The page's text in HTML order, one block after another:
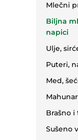
Mlečni
Biljna
napici
Ulje,
Puteri,
Med,
Brašno
Sušeno